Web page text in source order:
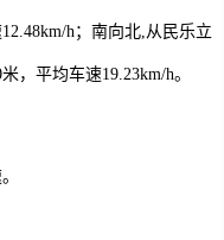
h；南向北,从民乐立
，平均车速19.23km/h。